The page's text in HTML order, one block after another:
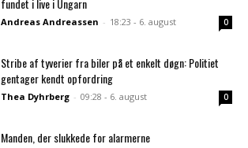
fundet i live i Ungarn
Andreas Andreassen - 18:23 - 6. august 0
Stribe af tyverier fra biler på et enkelt døgn: Politiet
gentager kendt opfordring
Thea Dyhrberg - 09:28 - 6. august 0
Manden, der slukkede for alarmerne